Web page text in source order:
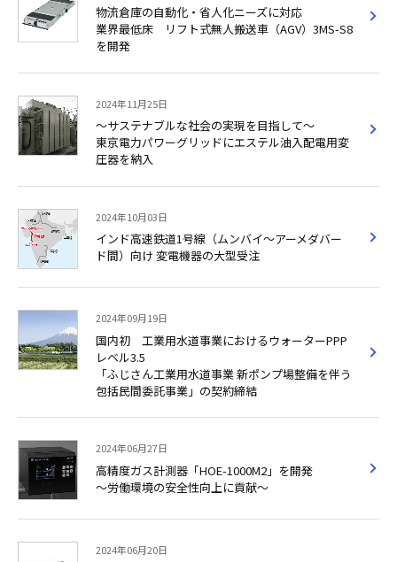
物流倉庫の自動化・省人化ニーズに対応
業界最低床 リフト式無人搬送車（AGV）3MS-S8
を開発
2024年11月25日
～サステナブルな社会の実現を目指して～
東京電力パワーグリッドにエステル油入配電用変
圧器を納入
2024年10月03日
インド高速鉄道1号線（ムンバイ～アーメダバー
ド間）向け 変電機器の大型受注
2024年09月19日
国内初 工業用水道事業におけるウォーターPPP
レベル3.5
「ふじさん工業用水道事業 新ポンプ場整備を伴う
包括民間委託事業」の契約締結
2024年06月27日
高精度ガス計測器「HOE-1000M2」を開発
～労働環境の安全性向上に貢献～
2024年06月20日